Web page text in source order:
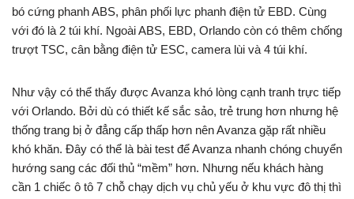
bó cứng phanh ABS, phân phối lực phanh điện tử EBD. Cùng
với đó là 2 túi khí. Ngoài ABS, EBD, Orlando còn có thêm chống
trượt TSC, cân bằng điện tử ESC, camera lùi và 4 túi khí.
Như vậy có thể thấy được Avanza khó lòng cạnh tranh trực tiếp
với Orlando. Bởi dù có thiết kế sắc sảo, trẻ trung hơn nhưng hệ
thống trang bị ở đẳng cấp thấp hơn nên Avanza gặp rất nhiều
khó khăn. Đây có thể là bài test để Avanza nhanh chóng chuyển
hướng sang các đối thủ “mềm” hơn. Nhưng nếu khách hàng
cần 1 chiếc ô tô 7 chỗ chạy dịch vụ chủ yếu ở khu vực đô thị thì